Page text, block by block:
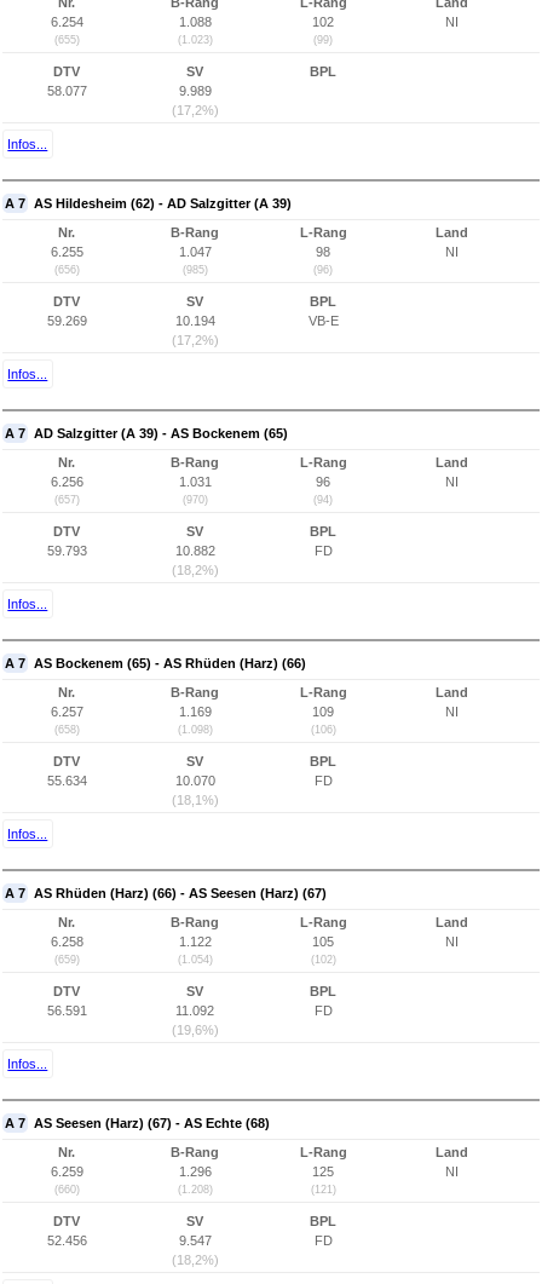
6.254
(655)
1.088
(1.023)
102
(99)
NI
DTV
58.077
SV
9.989
(17,2%)
BPL
Infos...
A 7 AS Hildesheim (62) - AD Salzgitter (A 39)
Nr.
6.255
(656)
B-Rang
1.047
(985)
L-Rang
98
(96)
Land
NI
DTV
59.269
SV
10.194
(17,2%)
BPL
VB-E
Infos...
A 7 AD Salzgitter (A 39) - AS Bockenem (65)
Nr.
6.256
(657)
B-Rang
1.031
(970)
L-Rang
96
(94)
Land
NI
DTV
59.793
SV
10.882
(18,2%)
BPL
FD
Infos...
A 7 AS Bockenem (65) - AS Rhüden (Harz) (66)
Nr.
6.257
(658)
B-Rang
1.169
(1.098)
L-Rang
109
(106)
Land
NI
DTV
55.634
SV
10.070
(18,1%)
BPL
FD
Infos...
A 7 AS Rhüden (Harz) (66) - AS Seesen (Harz) (67)
Nr.
6.258
(659)
B-Rang
1.122
(1.054)
L-Rang
105
(102)
Land
NI
DTV
56.591
SV
11.092
(19,6%)
BPL
FD
Infos...
A 7 AS Seesen (Harz) (67) - AS Echte (68)
Nr.
6.259
(660)
B-Rang
1.296
(1.208)
L-Rang
125
(121)
Land
NI
DTV
52.456
SV
9.547
(18,2%)
BPL
FD